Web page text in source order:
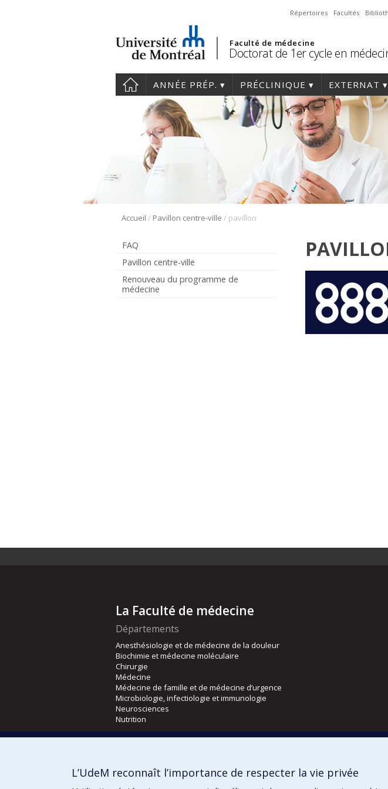
Répertoires Facultés
Faculté de médecine
Doctorat de 1er cycle en
ANNÉE PRÉP. PRÉCLINIQUE EXTERNAT
Accueil / Pavillon centre-ville / pavillon
FAQ
Pavillon centre-ville
Renouveau du programme de
médecine
La Faculté de médecine
Départements
Anesthésiologie et de médecine de la douleur
Biochimie et médecine moléculaire
Chirurgie
Médecine
Médecine de famille et de médecine d’urgence
Microbiologie, infectiologie et immunologie
Neurosciences
Nutrition
Orthophonie et audiologie
L’UdeM reconnaît l’importance de respecter la vie privée